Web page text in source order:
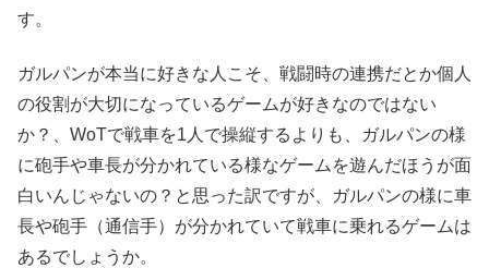
す。
ガルパンが本当に好きな人こそ、戦闘時の連携だとか個人
の役割が大切になっているゲームが好きなのではない
か？、WoTで戦車を1人で操縦するよりも、ガルパンの様
に砲手や車長が分かれている様なゲームを遊んだほうが面
白いんじゃないの？と思った訳ですが、ガルパンの様に車
長や砲手（通信手）が分かれていて戦車に乗れるゲームは
あるでしょうか。